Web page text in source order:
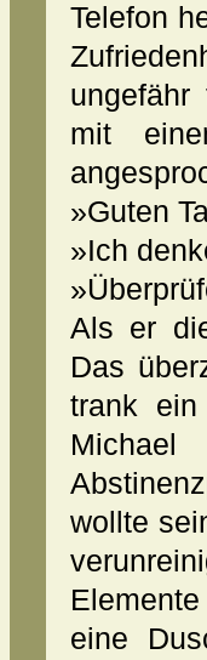
Telefon
ungefähr
mit
»Guten
»Ich
Als er
Das
trank
wollte
eine